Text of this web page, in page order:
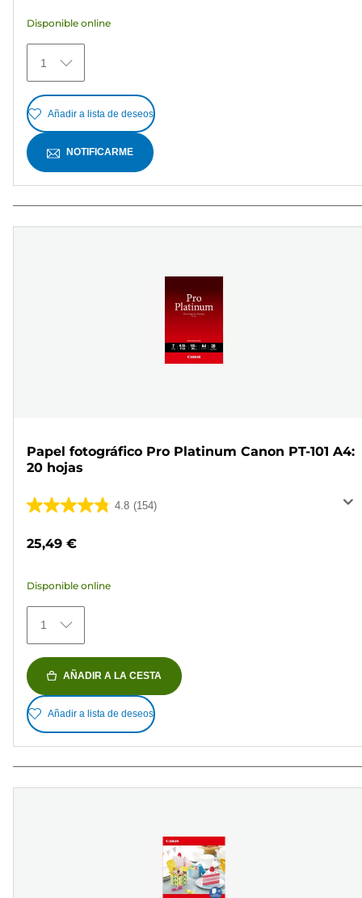
370
reseñas
Disponible online
1
Añadir a lista de deseos
NOTIFICARME
Papel fotográfico Pro Platinum Canon PT-101 A4:
20 hojas
4.8 (154)
4.8
5
154
reseñas
25,49 €
Disponible online
1
AÑADIR A LA CESTA
Añadir a lista de deseos